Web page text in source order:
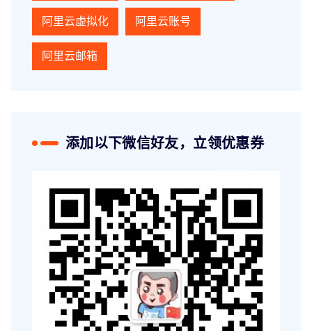
阿里云虚拟化 阿里云账号
阿里云邮箱
添加以下微信好友，立领优惠券